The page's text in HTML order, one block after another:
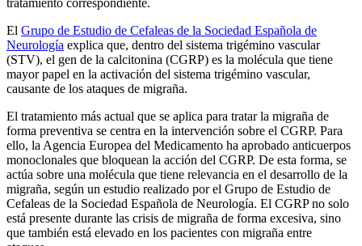
tratamiento correspondiente.
El Grupo de Estudio de Cefaleas de la Sociedad Española de
Neurología explica que, dentro del sistema trigémino vascular
(STV), el gen de la calcitonina (CGRP) es la molécula que tiene
mayor papel en la activación del sistema trigémino vascular,
causante de los ataques de migraña.
El tratamiento más actual que se aplica para tratar la migraña de
forma preventiva se centra en la intervención sobre el CGRP. Para
ello, la Agencia Europea del Medicamento ha aprobado anticuerpos
monoclonales que bloquean la acción del CGRP. De esta forma, se
actúa sobre una molécula que tiene relevancia en el desarrollo de la
migraña, según un estudio realizado por el Grupo de Estudio de
Cefaleas de la Sociedad Española de Neurología. El CGRP no solo
está presente durante las crisis de migraña de forma excesiva, sino
que también está elevado en los pacientes con migraña entre